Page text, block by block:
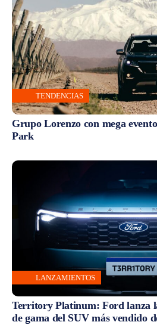
TENDENCIAS
Grupo Lorenzo con mega
Park
LANZAMIENTOS
Territory Platinum: Ford lanza
de gama del SUV más vendido